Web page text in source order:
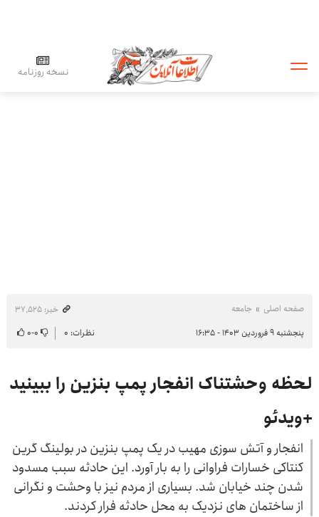
نسخه روزنامه
صفحه اصلی جامعه
خبر: ۳۷٬۵۲۵
پنجشنبه ۹ فروردین ۱۴۰۳ - ۱۶:۳۵
نظرات: ۰ ۰-۰
لحظه وحشتناک انفجار پمپ بنزین را ببینید
+ویدئو
انفجار و آتش سوزی مهیب در یک پمپ بنزین در بولینگ گرین
کنتاکی خسارات فراوانی را به بار آورد. این حادثه سبب مسدود
شدن چند خیابان شد. بسیاری از مردم نیز با وحشت و نگرانی
از ساختمان های نزدیک به محل حادثه فرار کردند.